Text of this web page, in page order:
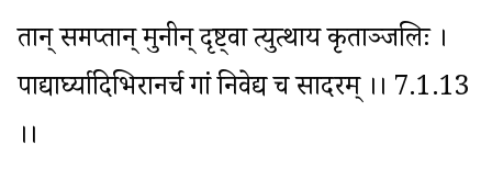
तान् सम्प्राप्तान् मुनीन् दृष्ट्वा प्रत्युत्थाय कृताञ्जलिः ।
पाद्यार्घ्यादिभिरानर्च गां निवेद्य च सादरम् ।। 7.1.13
।।